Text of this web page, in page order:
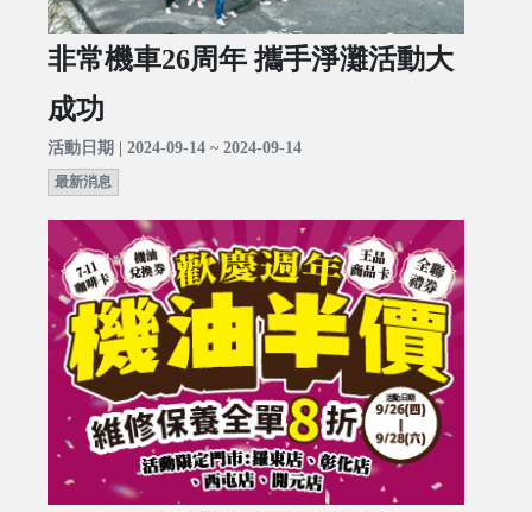
非常機車26周年 攜手淨灘活動大
成功
活動日期 | 2024-09-14 ~ 2024-09-14
最新消息